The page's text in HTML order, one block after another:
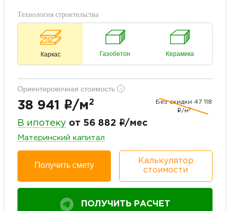
Технология строительства
Каркас Газобетон Керамика
Ориентировочная стоимость i
38 941 i/м 2 Без скидки 47 118
i/м2
В ипотеку от 56 882 i/мес
Материнский капитал
Получить смету
Калькулятор
стоимости
ПОЛУЧИТЬ РАСЧЕТ